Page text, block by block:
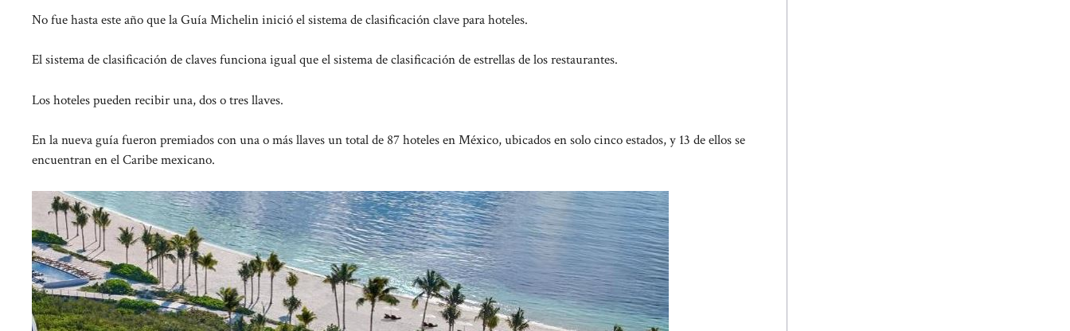
No fue hasta este año que la Guía Michelin inició el sistema de clasificación clave para hoteles.
El sistema de clasificación de claves funciona igual que el sistema de clasificación de estrellas de los restaurantes.
Los hoteles pueden recibir una, dos o tres llaves.
En la nueva guía fueron premiados con una o más llaves un total de 87 hoteles en México, ubicados en solo cinco estados, y 13 de ellos se
encuentran en el Caribe mexicano.